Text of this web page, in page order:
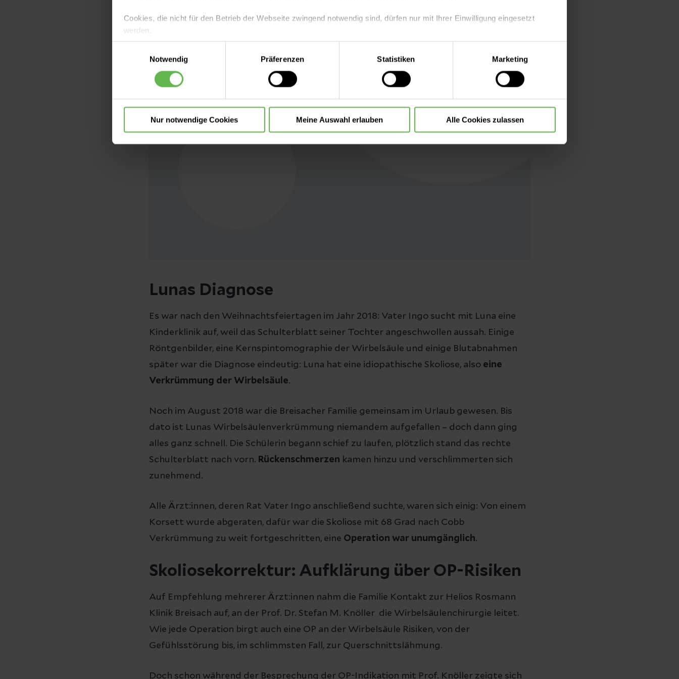
Cookies, die nicht für den Betrieb der Webseite zwingend notwendig sind, dürfen nur mit Ihrer Einwilligung eingesetzt
werden.
Es steht Ihnen frei, unsere Seite mit nur den notwendigen Cookies zu benutzen, eine individuelle Auswahl hinsichtlich der
nicht notwendigen Cookies zu treffen oder durch Auswahl von „Alle Cookies akzeptieren“ in die Verwendung aller Cookies
einzuwilligen. Ihre Auswahlentscheidung können Sie jederzeit ändern oder widerrufen.
Notwendig
Präferenzen Statistiken Marketing
Nur notwendige Cookies Meine Auswahl erlauben Alle Cookies zulassen
verändert.
Lunas Diagnose
Es war nach den Weihnachtsfeiertagen im Jahr 2018: Vater Ingo sucht mit Luna eine
Kinderklinik auf, weil das Schulterblatt seiner Tochter angeschwollen aussah. Einige
Röntgenbilder, eine Kernspintomographie der Wirbelsäule und einige Blutabnahmen
später war die Diagnose eindeutig: Luna hat eine idiopathische Skoliose, also eine
Verkrümmung der Wirbelsäule.
Noch im August 2018 war die Breisacher Familie gemeinsam im Urlaub gewesen. Bis
dato ist Lunas Wirbelsäulenverkrümmung niemandem aufgefallen – doch dann ging
alles ganz schnell. Die Schülerin begann schief zu laufen, plötzlich stand das rechte
Schulterblatt nach vorn. Rückenschmerzen kamen hinzu und verschlimmerten sich
zunehmend.
Alle Ärzt:innen, deren Rat Vater Ingo anschließend suchte, waren sich einig: Von einem
Korsett wurde abgeraten, dafür war die Skoliose mit 68 Grad nach Cobb
Verkrümmung zu weit fortgeschritten, eine Operation war unumgänglich.
Skoliosekorrektur: Aufklärung über OP-Risiken
Auf Empfehlung mehrerer Ärzt:innen nahm die Familie Kontakt zur Helios Rosmann
Klinik Breisach auf, an der Prof. Dr. Stefan M. Knöller die Wirbelsäulenchirurgie leitet.
Wie jede Operation birgt auch eine OP an der Wirbelsäule Risiken, von der
Gefühlsstörung bis, im schlimmsten Fall, zur Querschnittslähmung.
Doch schon während der Besprechung der OP-Indikation mit Prof. Knöller zeigte sich